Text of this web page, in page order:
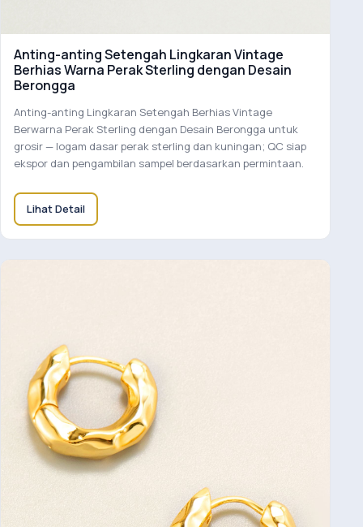
Anting-anting Setengah Lingkaran Vintage
Berhias Warna Perak Sterling dengan Desain
Berongga
Anting-anting Lingkaran Setengah Berhias Vintage
Berwarna Perak Sterling dengan Desain Berongga untuk
grosir — logam dasar perak sterling dan kuningan; QC siap
ekspor dan pengambilan sampel berdasarkan permintaan.
Lihat Detail